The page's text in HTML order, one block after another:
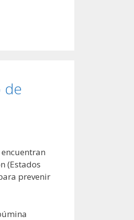
de
(Estados
prevenir